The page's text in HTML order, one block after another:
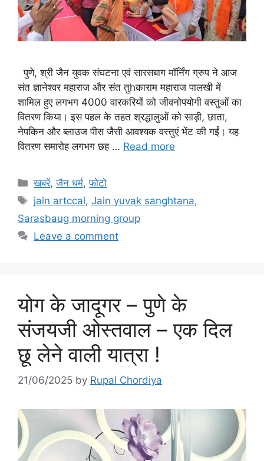
पुणे, श्री जैन युवक संघटना एवं सारसबाग मॉर्निंग ग्रुप ने आज
संत ज्ञानेश्वर महाराज और संत तुhकाराम महाराज पालखी में
शामिल हुए लगभग 4000 वारकरियों को जीवनोपयोगी वस्तुओं का
वितरण किया। इस पहल के तहत श्रद्धालुओं को साड़ी, छाता,
नेपकिन और ब्लाउज पीस जैसी आवश्यक वस्तुएं भेंट की गईं। यह
वितरण समारोह लगभग छह … Read more
Categories
खबरें,जैन धर्म,फोटो
Tags
jain artccal,Jain yuvak sanghtana,
Sarasbaug morning group
Leave a comment
योग के जादूगर – पुणे के
संजयजी ओस्तवाल – एक दिल
छू लेने वाली यात्रा !
21/06/2025 by Rupal Chordiya